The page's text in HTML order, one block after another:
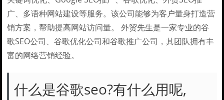
广、多语种网站建设等服务。该公司能够为客户量身打造营
销方案，帮助提高网站访问量。 外贸先生是一家专业的谷
歌SEO公司、谷歌优化公司和谷歌推广公司，其团队拥有丰
富的网络营销经验。
什么是谷歌seo?有什么用呢,